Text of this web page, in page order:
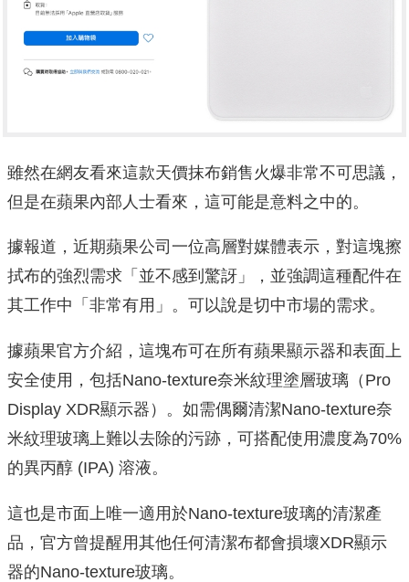
雖然在網友看來這款天價抹布銷售火爆非常不可思議，
但是在蘋果內部人士看來，這可能是意料之中的。
據報道，近期蘋果公司一位高層對媒體表示，對這塊擦
拭布的強烈需求「並不感到驚訝」，並強調這種配件在
其工作中「非常有用」。可以說是切中市場的需求。
據蘋果官方介紹，這塊布可在所有蘋果顯示器和表面上
安全使用，包括Nano-texture奈米紋理塗層玻璃（Pro
Display XDR顯示器）。如需偶爾清潔Nano-texture奈
米紋理玻璃上難以去除的污跡，可搭配使用濃度為70%
的異丙醇 (IPA) 溶液。
這也是市面上唯一適用於Nano-texture玻璃的清潔產
品，官方曾提醒用其他任何清潔布都會損壞XDR顯示
器的Nano-texture玻璃。